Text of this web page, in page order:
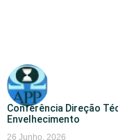
Conferência Direção
Envelhecimento
26 Junho, 2026